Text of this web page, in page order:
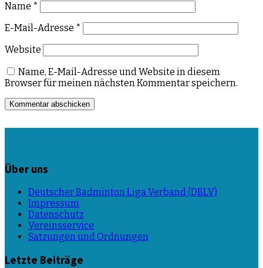
Name *
E-Mail-Adresse *
Website
Name, E-Mail-Adresse und Website in diesem
Browser für meinen nächsten Kommentar speichern.
Über uns
Deutscher Badminton Liga Verband (DBLV)
Impressum
Datenschutz
Vereinsservice
Satzungen und Ordnungen
Letzte Beiträge